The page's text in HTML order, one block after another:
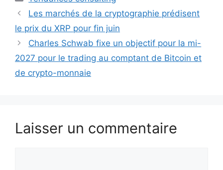
Les marchés de la cryptographie prédisent
le prix du XRP pour fin juin
Charles Schwab fixe un objectif pour la mi-
2027 pour le trading au comptant de Bitcoin et
de crypto-monnaie
Laisser un commentaire